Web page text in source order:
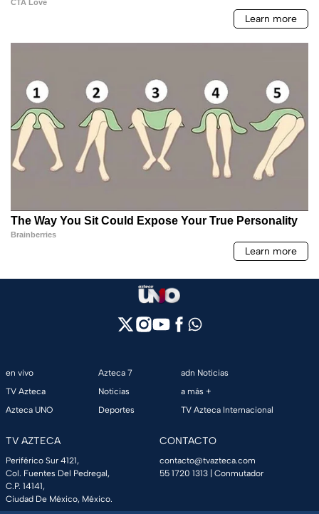
en vivo
TV Azteca
Azteca UNO
Azteca 7
Noticias
Deportes
adn Noticias
a más +
TV Azteca Internacional
TV AZTECA
Periférico Sur 4121,
Col. Fuentes Del Pedregal,
C.P. 14141,
Ciudad De México, México.
CONTACTO
contacto@tvazteca.com
55 1720 1313 | Conmutador